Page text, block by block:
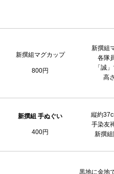
新撰組マグカップ
800円
新撰組
各隊
「誠
高
新撰組 手ぬぐい
400円
縦約
手染友
新撰
黒地に金地